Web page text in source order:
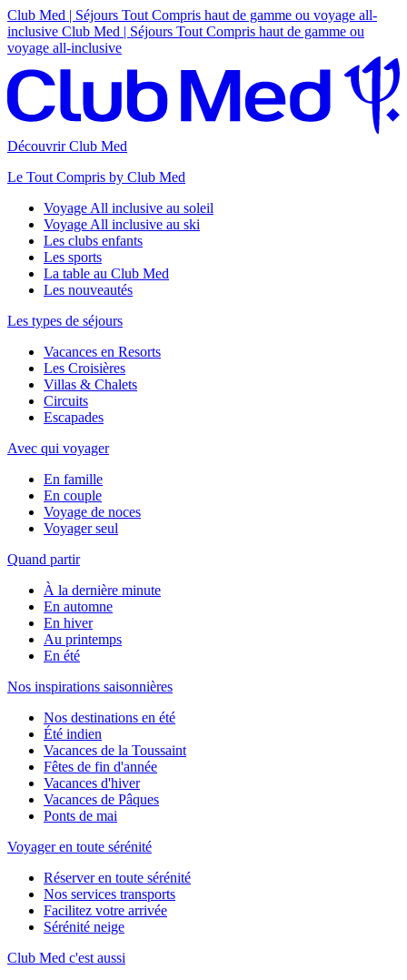
Club Med | Séjours Tout Compris haut de gamme ou voyage all-
inclusive Club Med | Séjours Tout Compris haut de gamme ou
voyage all-inclusive
Découvrir Club Med
Le Tout Compris by Club Med
Voyage All inclusive au soleil
Voyage All inclusive au ski
Les clubs enfants
Les sports
La table au Club Med
Les nouveautés
Les types de séjours
Vacances en Resorts
Les Croisières
Villas & Chalets
Circuits
Escapades
Avec qui voyager
En famille
En couple
Voyage de noces
Voyager seul
Quand partir
À la dernière minute
En automne
En hiver
Au printemps
En été
Nos inspirations saisonnières
Nos destinations en été
Été indien
Vacances de la Toussaint
Fêtes de fin d'année
Vacances d'hiver
Vacances de Pâques
Ponts de mai
Voyager en toute sérénité
Réserver en toute sérénité
Nos services transports
Facilitez votre arrivée
Sérénité neige
Club Med c'est aussi